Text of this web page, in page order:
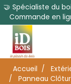
🤝 Spécialiste du
Commande en
Accueil
Panneau